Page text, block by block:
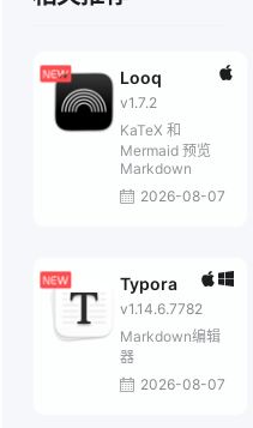
Looq
v1.7.2
KaTeX 和
Mermaid 预览
Markdown
2026-08-07
Typora
v1.14.6.7782
Markdown编辑
器
2026-08-07